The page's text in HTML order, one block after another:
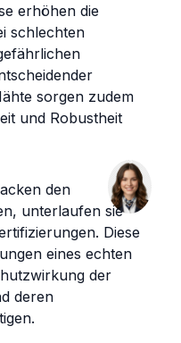
erhöhen die
schlechten
sorgen zudem
und Robustheit
den
unterlaufen sie
Diese
eines echten
der
deren